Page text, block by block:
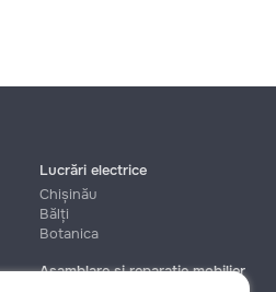
Lucrări electrice
Chișinău
Bălți
Botanica
Asamblare și reparație mobilier